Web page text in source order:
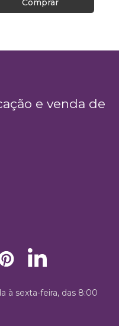
Comprar
e venda de
à sexta-feira, das 8:00